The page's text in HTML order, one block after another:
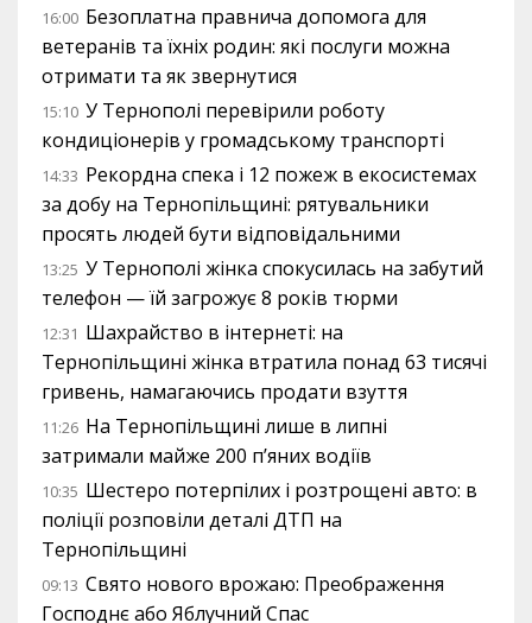
16:00 Безоплатна правнича допомога для
ветеранів та їхніх родин: які послуги можна
отримати та як звернутися
15:10 У Тернополі перевірили роботу
кондиціонерів у громадському транспорті
14:33 Рекордна спека і 12 пожеж в екосистемах
за добу на Тернопільщині: рятувальники
просять людей бути відповідальними
13:25 У Тернополі жінка спокусилась на забутий
телефон — їй загрожує 8 років тюрми
12:31 Шахрайство в інтернеті: на
Тернопільщині жінка втратила понад 63 тисячі
гривень, намагаючись продати взуття
11:26 На Тернопільщині лише в липні
затримали майже 200 п’яних водіїв
10:35 Шестеро потерпілих і розтрощені авто: в
поліції розповіли деталі ДТП на
Тернопільщині
09:13 Свято нового врожаю: Преображення
Господнє або Яблучний Спас